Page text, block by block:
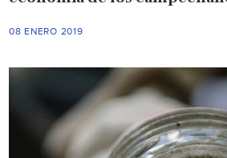
08 ENERO 2019